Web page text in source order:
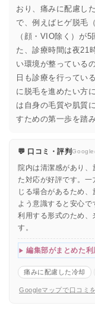
おり、痛みに配慮し
で、例えばヒゲ脱毛
（顔・VIO除く）が
た、診療時間は夜21
い環境が整っている
日も診療を行ってい
に脱毛を進めたい方
は自身の毛質や肌質
すための第一歩を踏
💬 口コミ・評判Google
院内は清潔感があり
た対応が好評です。
じる場合があるため
よう意識すると安心
利用する形式のため
す。
編集部がまとめた利
痛みに配慮した冷却
Googleマップで口コミ